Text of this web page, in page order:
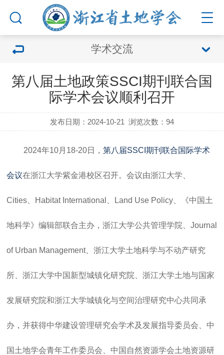
学术交流
第八届土地政策SSCI期刊联合国
际学术会议顺利召开
发布日期：2024-10-21 浏览次数：94
2024年10月18-20日，第八届SSCI期刊联合国际学术
会议在浙江大学紫金港校区召开。会议由浙江大学、
Cities、Habitat International、Land Use Policy、《中国土
地科学》编辑部联合主办，浙江大学公共管理学院、Journal
of Urban Management、浙江大学土地科学与不动产研究
所、浙江大学中国新型城镇化研究院、浙江大学土地与国家
发展研究院和浙江大学城镇化与空间治理研究中心共同承
办，并获得中华建设管理研究会学术及发展指导委员会、中
国土地学会青年工作委员会、中国自然资源学会土地资源研